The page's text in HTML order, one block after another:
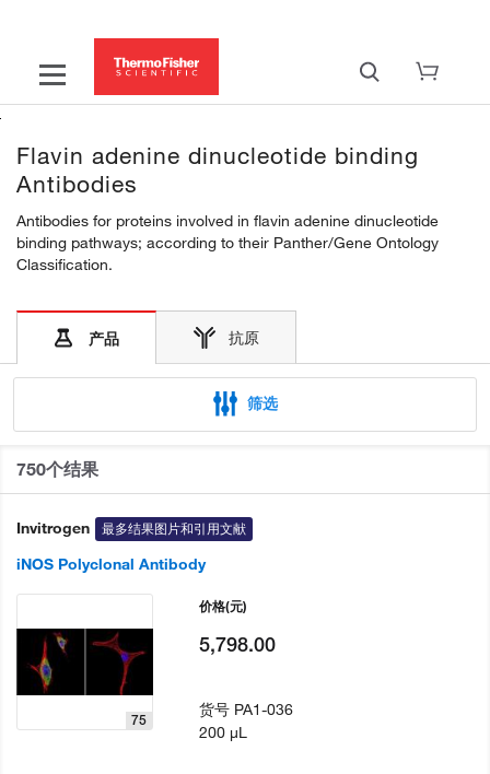
Flavin adenine dinucleotide binding
Antibodies
Antibodies for proteins involved in flavin adenine dinucleotide
binding pathways; according to their Panther/Gene Ontology
Classification.
产品 抗原
筛选
750个结果
Invitrogen 最多结果图片和引用文献
iNOS Polyclonal Antibody
75
价格(元)
5,798.00
货号 PA1-036
200 µL